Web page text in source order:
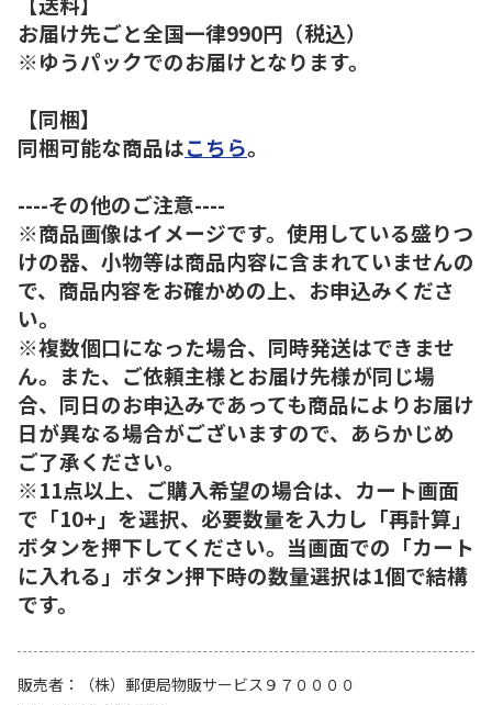
お届け先ごと全国一律990円（税込）
※ゆうパックでのお届けとなります。
【同梱】
同梱可能な商品はこちら。
----その他のご注意----
※商品画像はイメージです。使用している盛りつ
けの器、小物等は商品内容に含まれていませんの
で、商品内容をお確かめの上、お申込みくださ
い。
※複数個口になった場合、同時発送はできませ
ん。また、ご依頼主様とお届け先様が同じ場
合、同日のお申込みであっても商品によりお届け
日が異なる場合がございますので、あらかじめ
ご了承ください。
※11点以上、ご購入希望の場合は、カート画面
で「10+」を選択、必要数量を入力し「再計算」
ボタンを押下してください。当画面での「カート
に入れる」ボタン押下時の数量選択は1個で結構
です。
販売者
（株）郵便局物販サービス９７００００